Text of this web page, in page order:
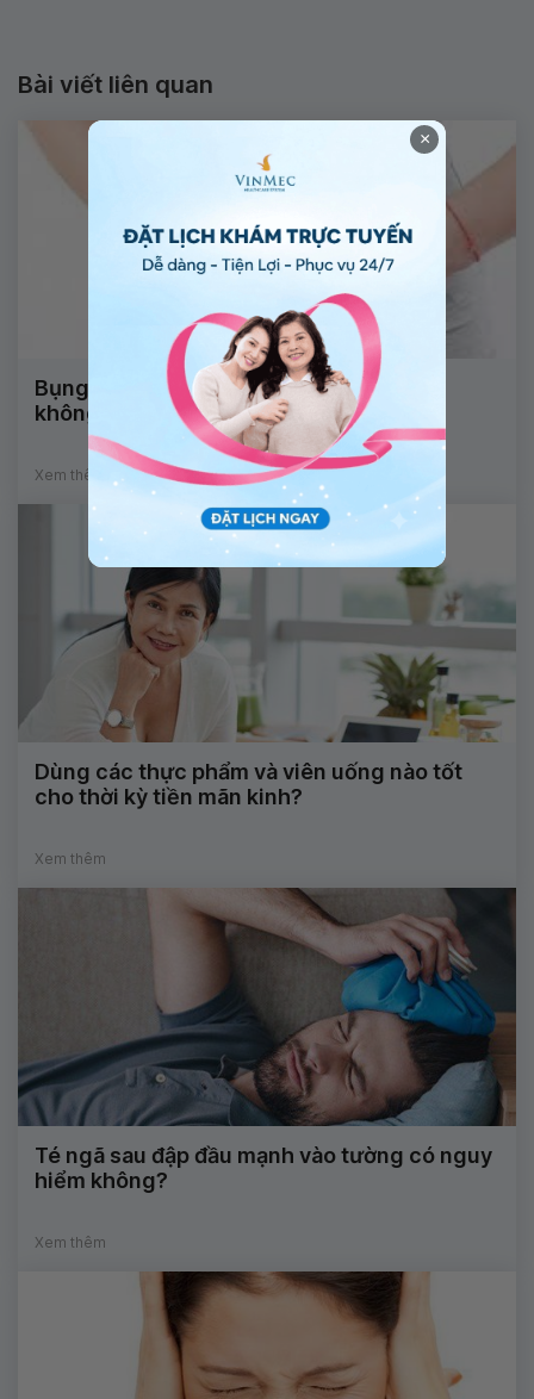
Bài viết liên quan
Bụng nhiều khí sau sinh có nguy hiểm
không?
Xem thêm
Dùng các thực phẩm và viên uống nào tốt
cho thời kỳ tiền mãn kinh?
Xem thêm
Té ngã sau đập đầu mạnh vào tường có nguy
hiểm không?
Xem thêm
×